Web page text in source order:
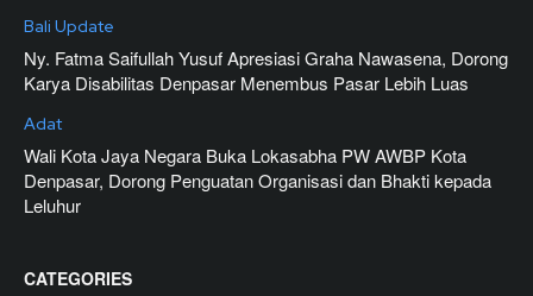
Bali Update
Ny. Fatma Saifullah Yusuf Apresiasi Graha Nawasena, Dorong
Karya Disabilitas Denpasar Menembus Pasar Lebih Luas
Adat
Wali Kota Jaya Negara Buka Lokasabha PW AWBP Kota
Denpasar, Dorong Penguatan Organisasi dan Bhakti kepada
Leluhur
CATEGORIES